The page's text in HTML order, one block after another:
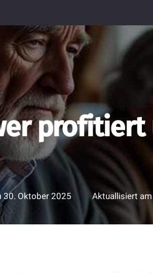
profitiert
30. Oktober 2025 Aktuallisiert am